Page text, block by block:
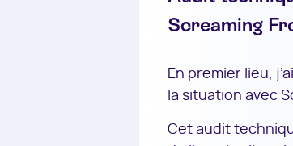
Screaming
En premier lieu,
la situation avec
Cet audit